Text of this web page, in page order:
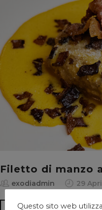
Filetto di manzo
exodiadmin 29
Questo sito web